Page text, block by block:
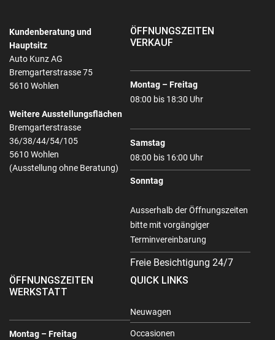
Kundenberatung und
Hauptsitz
Auto Kunz AG
Bremgarterstrasse 75
5610 Wohlen
Weitere Ausstellungsflächen
Bremgarterstrasse
36/38/44/54/105
5610 Wohlen
(Ausstellung ohne Beratung)
ÖFFNUNGSZEITEN
VERKAUF
Montag – Freitag
08:00 bis 18:30 Uhr
Samstag
08:00 bis 16:00 Uhr
Sonntag
Ausserhalb der Öffnungszeiten
bitte mit vorgängiger
Terminvereinbarung
Freie Besichtigung 24/7
ÖFFNUNGSZEITEN
WERKSTATT
Montag – Freitag
QUICK LINKS
Neuwagen
Occasionen